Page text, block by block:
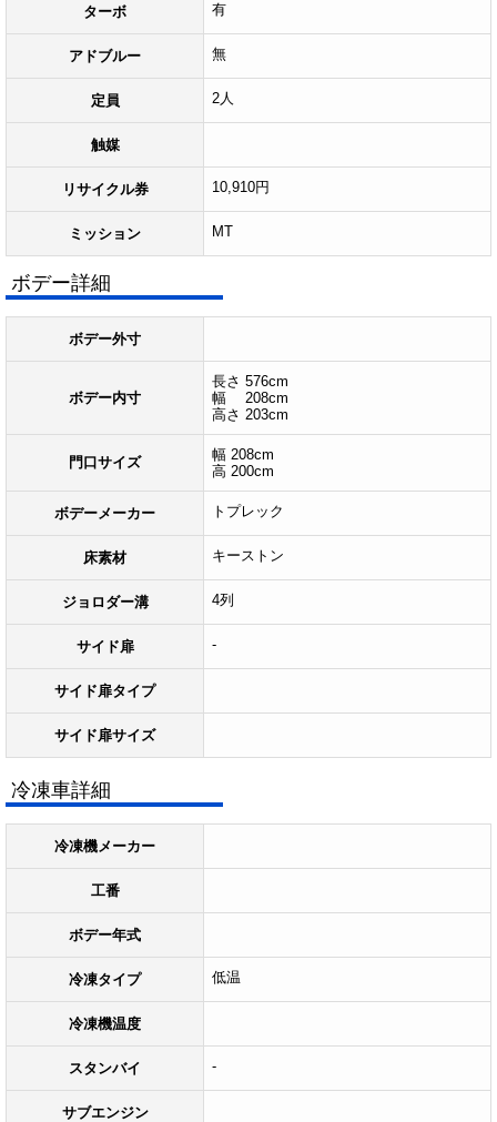
ターボ 有
アドブルー 無
定員 2人
触媒
リサイクル券 10,910円
ミッション MT
ボデー詳細
ボデー外寸
ボデー内寸
長さ 576cm
幅 208cm
高さ 203cm
門口サイズ
幅 208cm
高 200cm
ボデーメーカー トプレック
床素材 キーストン
ジョロダー溝 4列
サイド扉 -
サイド扉タイプ
サイド扉サイズ
冷凍車詳細
冷凍機メーカー
工番
ボデー年式
冷凍タイプ 低温
冷凍機温度
スタンバイ -
サブエンジン